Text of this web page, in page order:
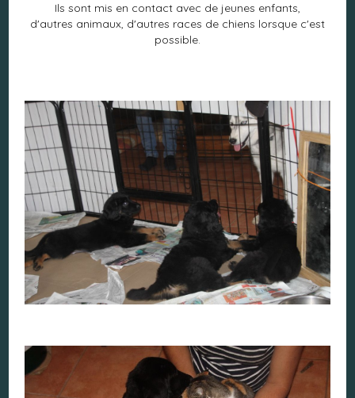
Ils sont mis en contact avec de jeunes enfants,
d'autres animaux, d'autres races de chiens lorsque c'est
possible.